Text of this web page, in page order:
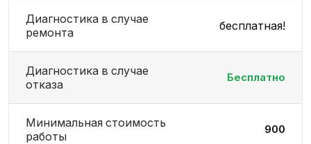
Диагностика в случае
ремонта
бесплатная!
Диагностика в случае
отказа
Бесплатно
Минимальная стоимость
работы
900